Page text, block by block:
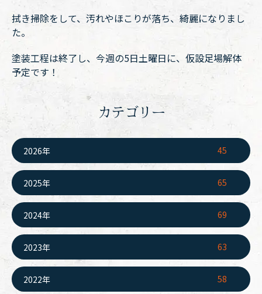
拭き掃除をして、汚れやほこりが落ち、綺麗になりまし
た。
塗装工程は終了し、今週の5日土曜日に、仮設足場解体
予定です！
カテゴリー
2026年 45
2025年 65
2024年 69
2023年 63
2022年 58